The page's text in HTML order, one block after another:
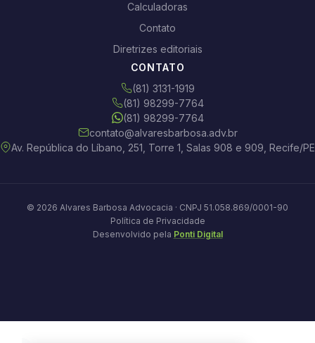
Calculadoras
Contato
Diretrizes editoriais
CONTATO
(81) 3131-1919
(81) 98299-7764
(81) 98299-7764
contato@alvaresbarbosa.adv.br
Av. República do Líbano, 251, Torre 1, Salas 908 e 909, Recife/PE
© 2026 Alvares Barbosa Advocacia · CNPJ 51.058.869/0001-90
Política de Privacidade
Desenvolvido pela Ponti Digital